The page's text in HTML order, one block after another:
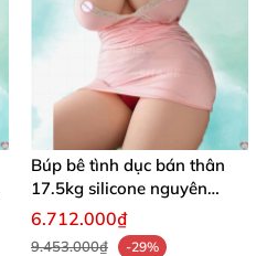
Búp bê tình dục bán thân
17.5kg silicone nguyên
khối, mềm mại, giống thật,
chất lượng cao
6.712.000₫
9.453.000₫
-29%